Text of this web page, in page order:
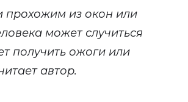
прохожим из окон или
может случиться
получить ожоги или
автор.